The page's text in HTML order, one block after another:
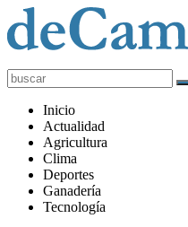
deCampoNoticias
Actualidad
Agropecuaria
Inicio
Actualidad
Agricultura
Clima
Deportes
Ganadería
Tecnología